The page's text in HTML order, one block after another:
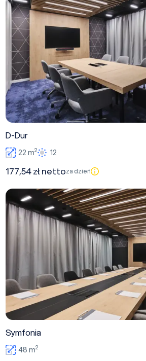
D-Dur
22 m2 12
177,54 zł nettoza dzień
Symfonia
Symfonia
48 m2